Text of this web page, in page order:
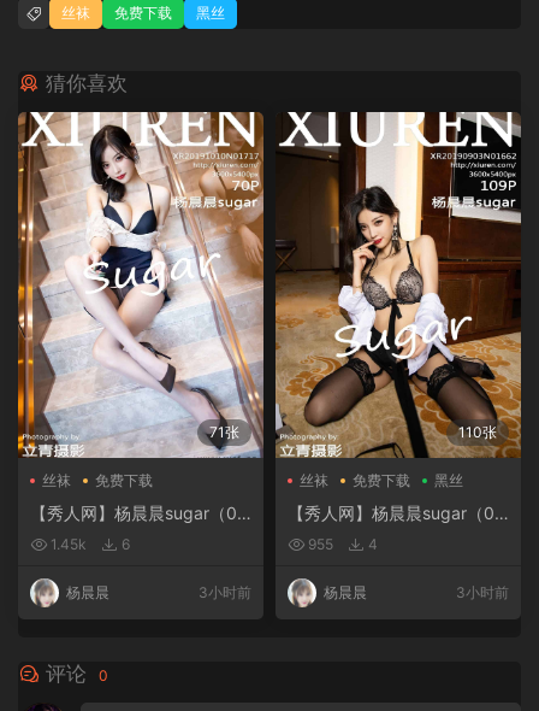
丝袜 免费下载 黑丝
猜你喜欢
71张
丝袜 免费下载
【秀人网】杨晨晨sugar（01
717）
1.45k 6
杨晨晨 3小时前
110张
丝袜 免费下载 黑丝
【秀人网】杨晨晨sugar（01
662）
955 4
杨晨晨 3小时前
评论 0